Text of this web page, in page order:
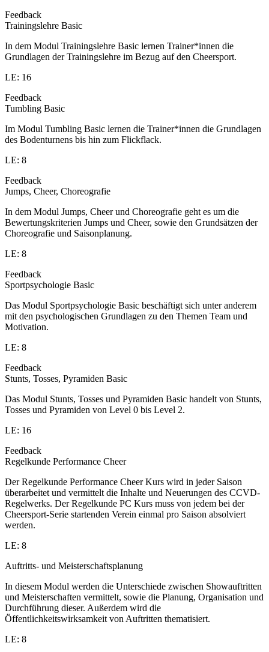
Feedback
Trainingslehre Basic
In dem Modul Trainingslehre Basic lernen Trainer*innen die
Grundlagen der Trainingslehre im Bezug auf den Cheersport.
LE: 16
Feedback
Tumbling Basic
Im Modul Tumbling Basic lernen die Trainer*innen die Grundlagen
des Bodenturnens bis hin zum Flickflack.
LE: 8
Feedback
Jumps, Cheer, Choreografie
In dem Modul Jumps, Cheer und Choreografie geht es um die
Bewertungskriterien Jumps und Cheer, sowie den Grundsätzen der
Choreografie und Saisonplanung.
LE: 8
Feedback
Sportpsychologie Basic
Das Modul Sportpsychologie Basic beschäftigt sich unter anderem
mit den psychologischen Grundlagen zu den Themen Team und
Motivation.
LE: 8
Feedback
Stunts, Tosses, Pyramiden Basic
Das Modul Stunts, Tosses und Pyramiden Basic handelt von Stunts,
Tosses und Pyramiden von Level 0 bis Level 2.
LE: 16
Feedback
Regelkunde Performance Cheer
Der Regelkunde Performance Cheer Kurs wird in jeder Saison
überarbeitet und vermittelt die Inhalte und Neuerungen des CCVD-
Regelwerks. Der Regelkunde PC Kurs muss von jedem bei der
Cheersport-Serie startenden Verein einmal pro Saison absolviert
werden.
LE: 8
Auftritts- und Meisterschaftsplanung
In diesem Modul werden die Unterschiede zwischen Showauftritten
und Meisterschaften vermittelt, sowie die Planung, Organisation und
Durchführung dieser. Außerdem wird die
Öffentlichkeitswirksamkeit von Auftritten thematisiert.
LE: 8